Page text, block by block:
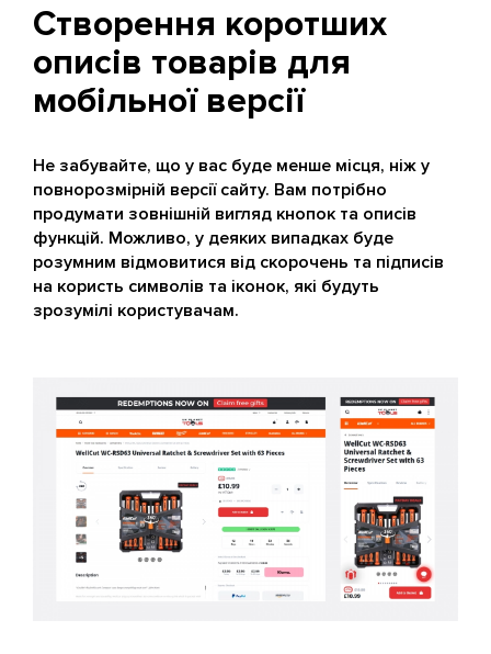
Створення коротших
описів товарів для
мобільної версії
Не забувайте, що у вас буде менше місця, ніж у
повнорозмірній версії сайту. Вам потрібно
продумати зовнішній вигляд кнопок та описів
функцій. Можливо, у деяких випадках буде
розумним відмовитися від скорочень та підписів
на користь символів та іконок, які будуть
зрозумілі користувачам.